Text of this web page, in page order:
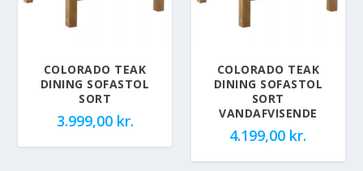
COLORADO TEAK
DINING SOFASTOL
SORT
3.999,00 kr.
COLORADO TEAK
DINING SOFASTOL
SORT
VANDAFVISENDE
4.199,00 kr.